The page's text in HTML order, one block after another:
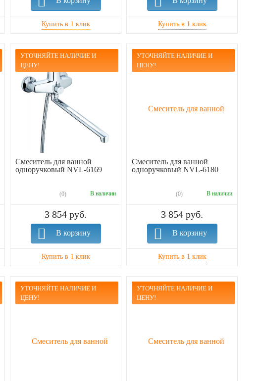
УТОЧНЯЙТЕ НАЛИЧИЕ И
ЦЕНУ!
Смеситель для ванной
одноручковый NVL-6169
(0) В наличии
3 854 руб.
В корзину
УТОЧНЯЙТЕ НАЛИЧИЕ И
ЦЕНУ!
Смеситель для ванной
одноручковый NVL-6180
(0) В наличии
3 854 руб.
В корзину
УТОЧНЯЙТЕ НАЛИЧИЕ И
ЦЕНУ!
УТОЧНЯЙТЕ НАЛИЧИЕ И
ЦЕНУ!